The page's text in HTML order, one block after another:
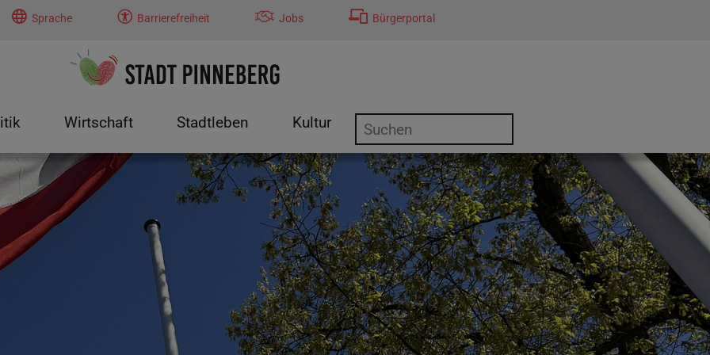
Sprache Barrierefreiheit Jobs Bürgerportal
for "Politik"
Wirtschaft
Submenu for "Wirtschaft"
Stadtleben
Submenu for "Stadtleben"
Kultur
Submenu for "Kultur"